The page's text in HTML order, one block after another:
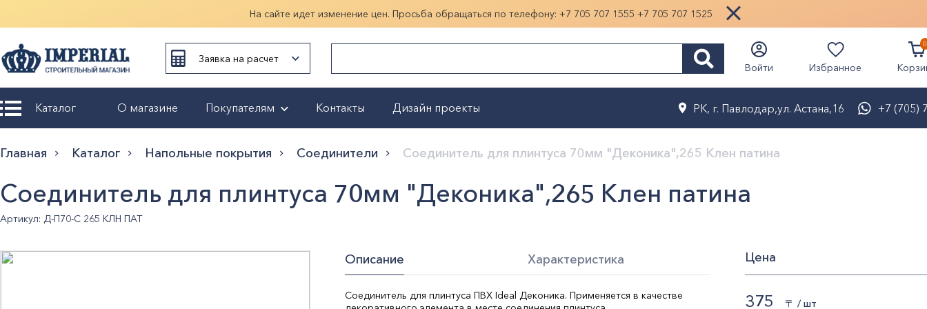
На сайте идет изменение цен. Просьба обращаться по телефону: +7 705 707 1555 +7 705 707 1525
Заявка на расчет
Показать больше
Войти Избранное
0
Каталог О магазине Покупателям
обмен
Гарантия
Контакты Дизайн проекты РК, г. Павлодар,ул. Астана,16 +7 (705)
Главная Каталог Напольные покрытия Соединители Соединитель для плинтуса 70мм "Деконика",265 Клен патина
Соединитель для плинтуса 70мм "Деконика",265 Клен патина
Артикул: Д-П70-С 265 КЛН ПАТ
Описание Характеристика
Соединитель для плинтуса ПВХ Ideal Деконика. Применяется в качестве
Цена
375 〒 / шт